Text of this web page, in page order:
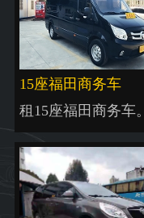
15座福田商务车
租15座福田商务车。